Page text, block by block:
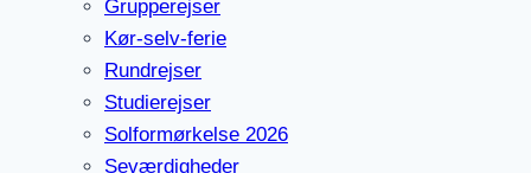
Grupperejser
Kør-selv-ferie
Rundrejser
Studierejser
Solformørkelse 2026
Seværdigheder